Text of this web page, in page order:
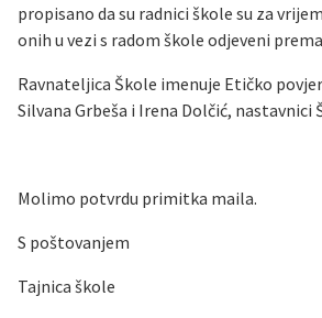
propisano da su radnici škole su za
onih u vezi s radom škole odjeveni
Ravnateljica Škole imenuje Etičko
Silvana Grbeša i Irena Dolčić, nastavnici
Molimo potvrdu primitka maila.
S poštovanjem
Tajnica škole